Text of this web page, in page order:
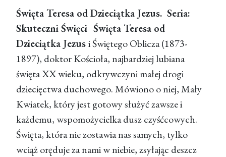
Święta Teresa od Dzieciątka Jezus. Seria:
Skuteczni Święci Święta Teresa od
Dzieciątka Jezusi Świętego Oblicza (1873-
1897), doktor Kościoła, najbardziej lubiana
święta XX wieku, odkrywczyni małej drogi
dziecięctwa duchowego. Mówiono o niej, Mały
Kwiatek, który jest gotowy służyć zawsze i
każdemu, wspomożycielka dusz czyśćcowych.
Święta, która nie zostawia nas samych, tylko
wciąż oręduje za nami w niebie, zsyłając deszcz